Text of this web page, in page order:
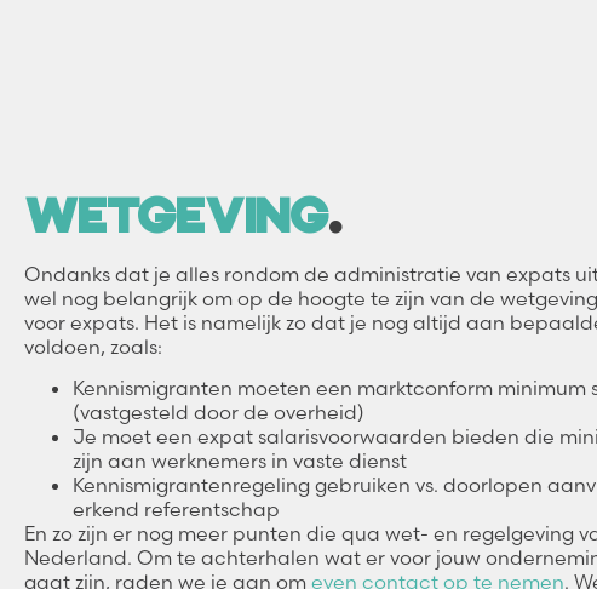
WETGEVING.
Ondanks dat je alles rondom de administratie van expats
wel nog belangrijk om op de hoogte te zijn van de
voor expats. Het is namelijk zo dat je nog altijd aan
voldoen, zoals:
Kennismigranten moeten een marktconform minimum
(vastgesteld door de overheid)
Je moet een expat salarisvoorwaarden bieden die
zijn aan werknemers in vaste dienst
Kennismigrantenregeling gebruiken vs. doorlopen
erkend referentschap
En zo zijn er nog meer punten die qua wet- en regelgeving
Nederland. Om te achterhalen wat er voor jouw
gaat zijn, raden we je aan om even contact op te nemen.